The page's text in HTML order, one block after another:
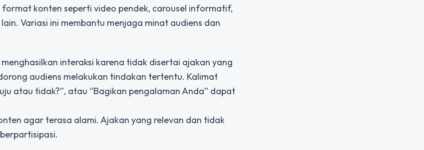
konten seperti video pendek, carousel informatif,
Variasi ini membantu menjaga minat audiens dan
interaksi karena tidak disertai ajakan yang
audiens melakukan tindakan tertentu. Kalimat
atau tidak?”, atau “Bagikan pengalaman Anda” dapat
agar terasa alami. Ajakan yang relevan dan tidak